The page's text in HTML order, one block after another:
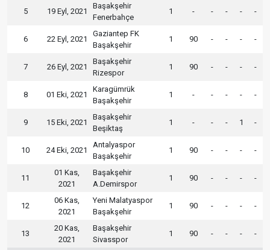
5 19 Eyl, 2021
Başakşehir
Fenerbahçe
1 - - - - -
6 22 Eyl, 2021
Gaziantep FK
Başakşehir
1 90 - - - -
7 26 Eyl, 2021
Başakşehir
Rizespor
1 90 - - - -
8 01 Eki, 2021
Karagümrük
Başakşehir
1 - - - - -
9 15 Eki, 2021
Başakşehir
Beşiktaş
1 - - - 1 -
10 24 Eki, 2021
Antalyaspor
Başakşehir
1 90 - - - -
11
01 Kas,
2021
Başakşehir
A.Demirspor
1 90 - - - -
12
06 Kas,
2021
Yeni Malatyaspor
Başakşehir
1 90 - - - -
13
20 Kas,
2021
Başakşehir
Sivasspor
1 90 - - - -